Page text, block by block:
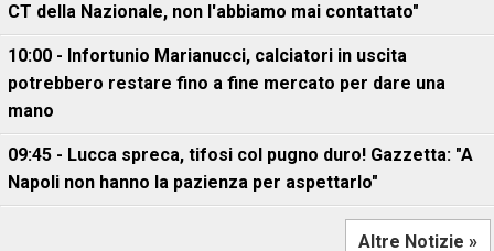
CT della Nazionale, non l'abbiamo mai contattato"
10:00 - Infortunio Marianucci, calciatori in uscita
potrebbero restare fino a fine mercato per dare una
mano
09:45 - Lucca spreca, tifosi col pugno duro! Gazzetta: "A
Napoli non hanno la pazienza per aspettarlo"
Altre Notizie »